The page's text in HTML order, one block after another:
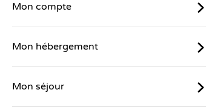
Mon compte
Mon hébergement
Mon séjour